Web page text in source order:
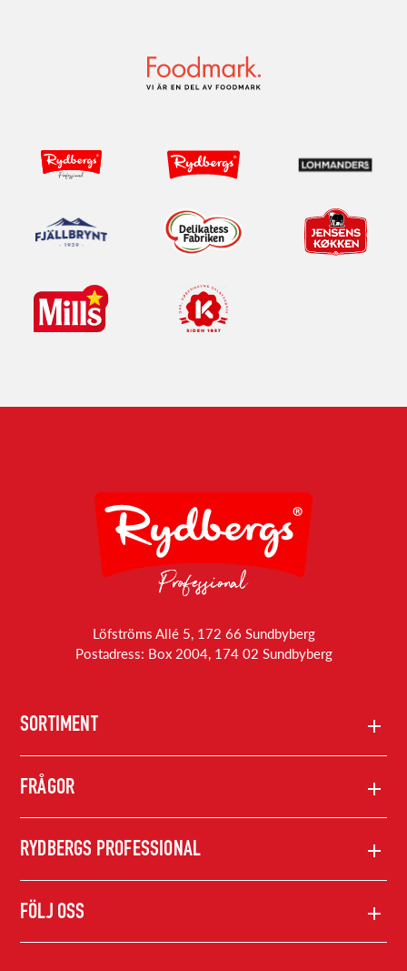
Löfströms Allé 5, 172 66 Sundbyberg
Postadress: Box 2004, 174 02 Sundbyberg
SORTIMENT
Produkter
FRÅGOR
Kontakta oss
RYDBERGS PROFESSIONAL
Om oss
FÖLJ OSS